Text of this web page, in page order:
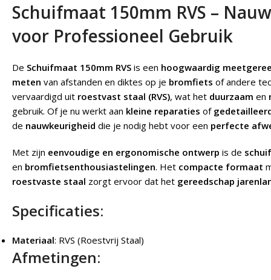
Schuifmaat 150mm RVS –
voor Professioneel Gebruik
De Schuifmaat 150mm RVS is een hoogwaardig
meten van afstanden en diktes op je bromfiets of andere
vervaardigd uit roestvast staal (RVS), wat het duurzaam en
gebruik. Of je nu werkt aan kleine reparaties of
de nauwkeurigheid die je nodig hebt voor een perfecte
Met zijn eenvoudige en ergonomische ontwerp is de
en bromfietsenthousiastelingen. Het compacte formaat
roestvaste staal zorgt ervoor dat het gereedschap
Specificaties:
Materiaal: RVS (Roestvrij Staal)
Afmetingen: